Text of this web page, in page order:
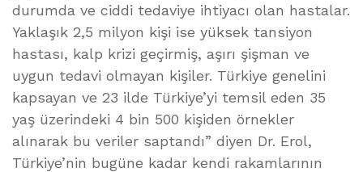
durumda ve ciddi tedaviye ihtiyacı olan hastalar.
Yaklaşık 2,5 milyon kişi ise yüksek tansiyon
hastası, kalp krizi geçirmiş, aşırı şişman ve
uygun tedavi olmayan kişiler. Türkiye genelini
kapsayan ve 23 ilde Türkiye’yi temsil eden 35
yaş üzerindeki 4 bin 500 kişiden örnekler
alınarak bu veriler saptandı” diyen Dr. Erol,
Türkiye’nin bugüne kadar kendi rakamlarının